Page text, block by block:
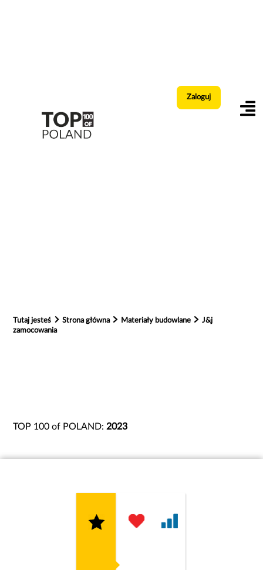
Zaloguj
Tutaj jesteś Strona główna Materiały budowlane
J&j
zamocowania
TOP 100 of POLAND:2023